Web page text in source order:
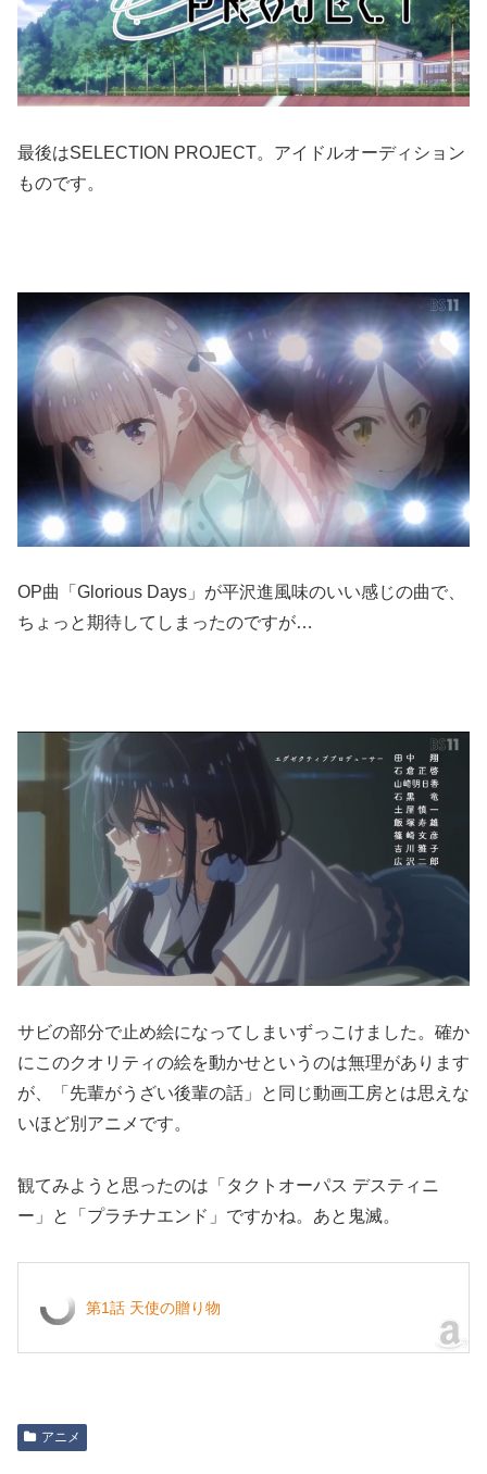
最後はSELECTION PROJECT。アイドルオーディション
ものです。
OP曲「Glorious Days」が平沢進風味のいい感じの曲で、
ちょっと期待してしまったのですが…
サビの部分で止め絵になってしまいずっこけました。確か
にこのクオリティの絵を動かせというのは無理があります
が、「先輩がうざい後輩の話」と同じ動画工房とは思えな
いほど別アニメです。
観てみようと思ったのは「タクトオーパス デスティニ
ー」と「プラチナエンド」ですかね。あと鬼滅。
第1話 天使の贈り物
アニメ